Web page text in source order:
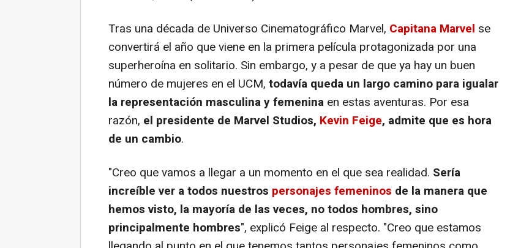
Tras una década de Universo Cinematográfico Marvel, Capitana Marvel se
convertirá el año que viene en la primera película protagonizada por una
superheroína en solitario. Sin embargo, y a pesar de que ya hay un buen
número de mujeres en el UCM, todavía queda un largo camino para igualar
la representación masculina y femenina en estas aventuras. Por esa
razón, el presidente de Marvel Studios, Kevin Feige, admite que es hora
de un cambio.
"Creo que vamos a llegar a un momento en el que sea realidad. Sería
increíble ver a todos nuestros personajes femeninos de la manera que
hemos visto, la mayoría de las veces, no todos hombres, sino
principalmente hombres", explicó Feige al respecto. "Creo que estamos